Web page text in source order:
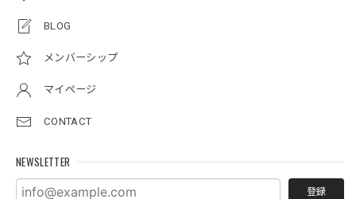
BLOG
メンバーシップ
マイページ
CONTACT
NEWSLETTER
登録